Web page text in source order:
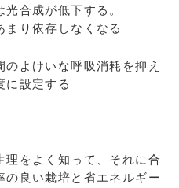
合成が低下する。
まり依存しなくなる
のよけいな呼吸消耗を抑え
に設定する
をよく知って、それに合
の良い栽培と省エネルギー